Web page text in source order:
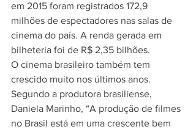
em 2015 foram registrados 172,9
milhões de espectadores nas salas de
cinema do país. A renda gerada em
bilheteria foi de R$ 2,35 bilhões.
O cinema brasileiro também tem
crescido muito nos últimos anos.
Segundo a produtora brasiliense,
Daniela Marinho, “A produção de filmes
no Brasil está em uma crescente bem